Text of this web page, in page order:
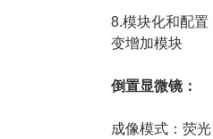
8.模块化和配
变增加模块
倒置显微镜：
成像模式：荧